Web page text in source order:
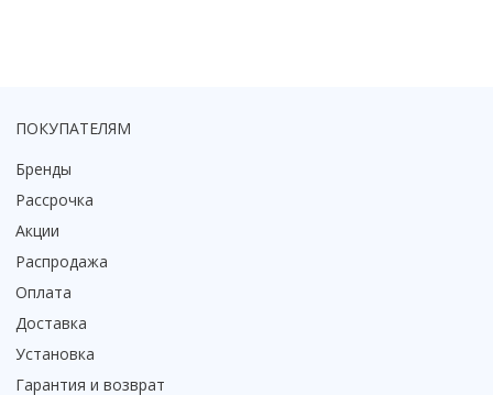
ПОКУПАТЕЛЯМ
Бренды
Рассрочка
Акции
Распродажа
Оплата
Доставка
Установка
Гарантия и возврат